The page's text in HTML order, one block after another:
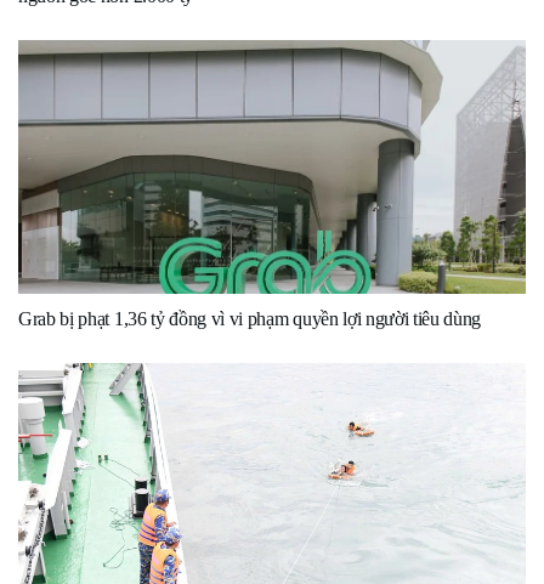
Grab bị phạt 1,36 tỷ đồng vì vi phạm quyền lợi người tiêu dùng